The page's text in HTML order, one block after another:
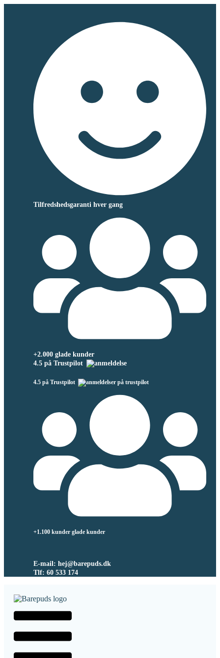
Tilfredshedsgaranti hver gang
+2.000 glade kunder
4.5 på Trustpilot
4.5 på Trustpilot
+1.100 kunder glade kunder
E-mail: hej@barepuds.dk
Tlf: 60 533 174